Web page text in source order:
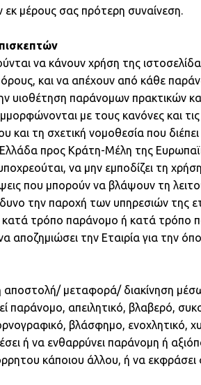
εκ μέρους σας πρότερη συναίνεση.
να κάνουν χρήση της
και να απέχουν από κάθε
υιοθέτηση παράνομων πρακτικών
με τους κανόνες και τις
και τη σχετική νομοθεσία που διέπει
προς Κράτη-Μέλη της
να μην εμποδίζει τη
που μπορούν να βλάψουν τη
την παροχή των υπηρεσιών της
κατά τρόπο παράνομο ή κατά τρόπο
αποζημιώσει την Εταιρία για την
μεταφορά/ διακίνηση
απειλητικό, βλαβερό,
βλάσφημο, ενοχλητικό,
ή να ενθαρρύνει παράνομη ή
κάποιου άλλου, ή να εκφράσει